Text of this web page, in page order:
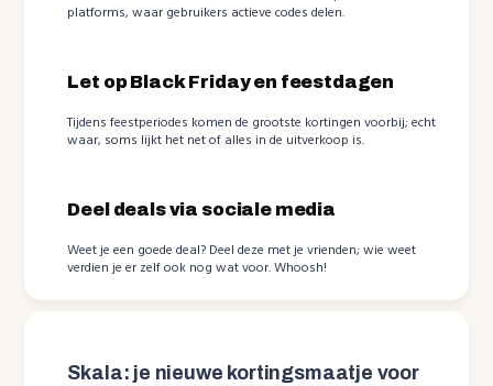
platforms, waar gebruikers actieve codes delen.
Let op Black Friday en feestdagen
Tijdens feestperiodes komen de grootste kortingen voorbij; echt
waar, soms lijkt het net of alles in de uitverkoop is.
Deel deals via sociale media
Weet je een goede deal? Deel deze met je vrienden; wie weet
verdien je er zelf ook nog wat voor. Whoosh!
Skala: je nieuwe kortingsmaatje voor